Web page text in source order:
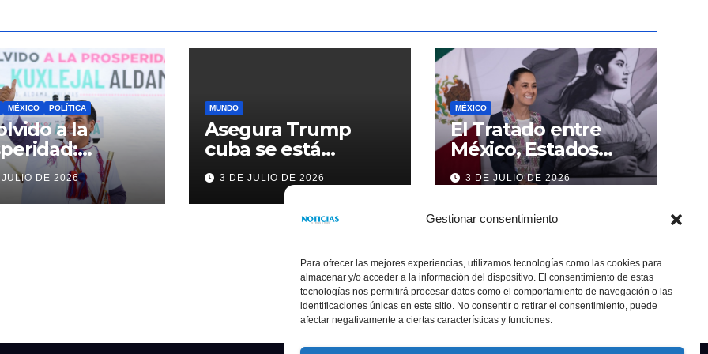
Gestionar consentimiento
Para ofrecer las mejores experiencias, utilizamos tecnologías como las cookies para
almacenar y/o acceder a la información del dispositivo. El consentimiento de estas
tecnologías nos permitirá procesar datos como el comportamiento de navegación o las
identificaciones únicas en este sitio. No consentir o retirar el consentimiento, puede
afectar negativamente a ciertas características y funciones.
MÉXICO POLÍTICA
a la
Ramírez
la
de
DE 2026
MUNDO
Asegura Trump
cuba se está
acercando a
nosotros
3 DE JULIO DE 2026
MÉXICO
El Tratado entre
México, Estados
Unidos y Canadá (T-
MEC) se mantiene
hasta el 2036:
Presidenta Claudia
3 DE JULIO DE 2026